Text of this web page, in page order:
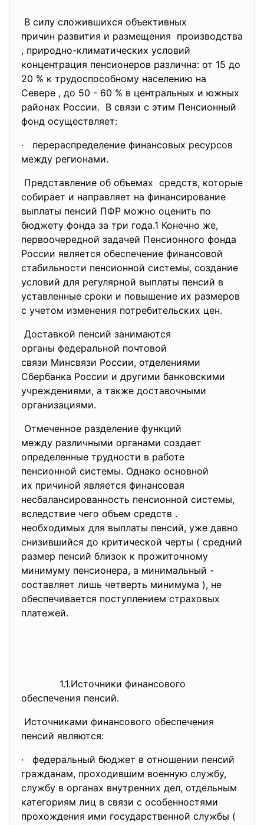
В силу сложившихся объективных
причин развития и размещения производства
, природно-климатических условий
концентрация пенсионеров различна: от 15 до
20 % к трудоспособному населению на
Севере , до 50 - 60 % в центральных и южных
районах России. В связи с этим Пенсионный
фонд осуществляет:
· перераспределение финансовых ресурсов
между регионами.
Представление об объемах средств, которые
собирает и направляет на финансирование
выплаты пенсий ПФР можно оценить по
бюджету фонда за три года.1 Конечно же,
первоочередной задачей Пенсионного фонда
России является обеспечение финансовой
стабильности пенсионной системы, создание
условий для регулярной выплаты пенсий в
уставленные сроки и повышение их размеров
с учетом изменения потребительских цен.
Доставкой пенсий занимаются
органы федеральной почтовой
связи Минсвязи России, отделениями
Сбербанка России и другими банковскими
учреждениями, а также доставочными
организациями.
Отмеченное разделение функций
между различными органами создает
определенные трудности в работе
пенсионной системы. Однако основной
их причиной является финансовая
несбалансированность пенсионной системы,
вследствие чего объем средств .
необходимых для выплаты пенсий, уже давно
снизившийся до критической черты ( средний
размер пенсий близок к прожиточному
минимуму пенсионера, а минимальный -
составляет лишь четверть минимума ), не
обеспечивается поступлением страховых
платежей.
1.1.Источники финансового
обеспечения пенсий.
Источниками финансового обеспечения
пенсий являются:
· федеральный бюджет в отношении пенсий
гражданам, проходившим военную службу,
службу в органах внутренних дел, отдельным
категориям лиц в связи с особенностями
прохождения ими государственной службы (